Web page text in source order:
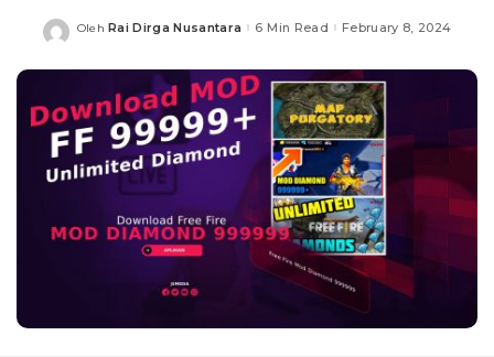
Posted
Oleh Rai Dirga Nusantara 6 Min Read February 8, 2024